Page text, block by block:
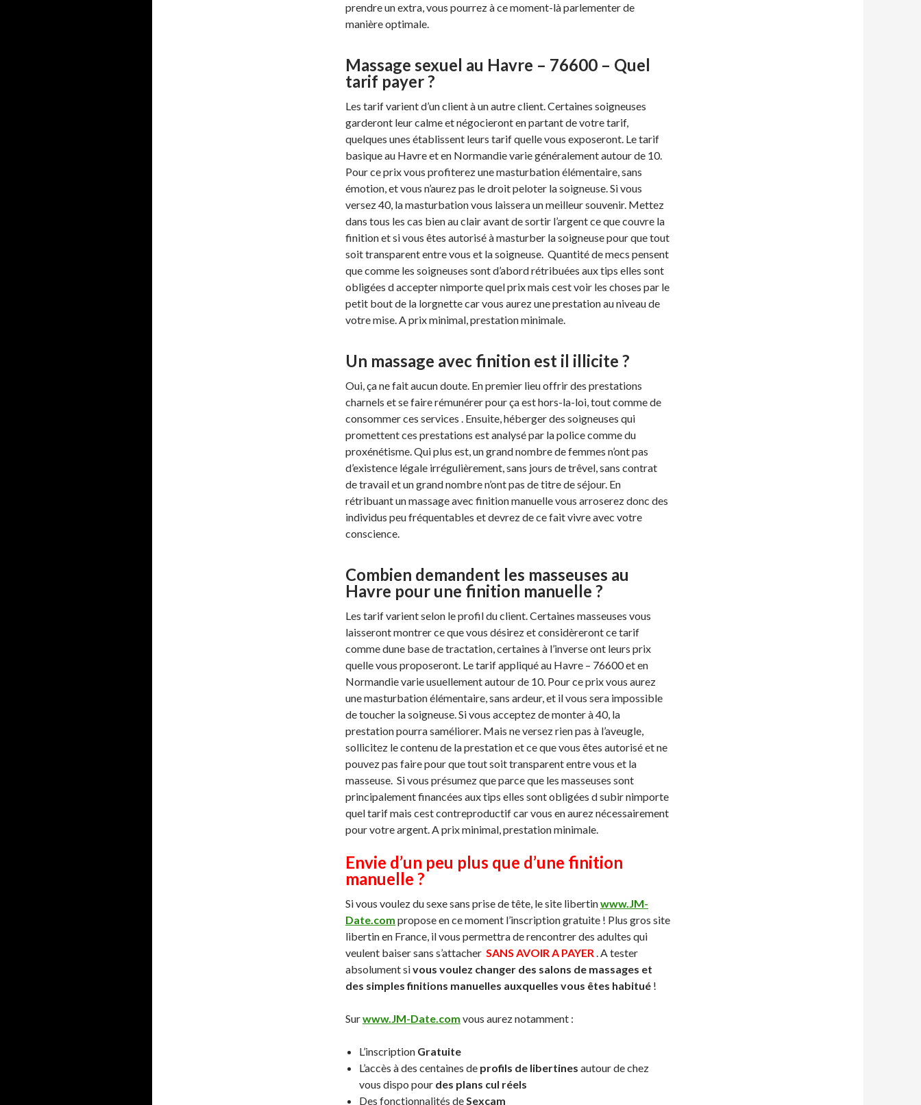
prendre un extra, vous pourrez à ce moment-là parlementer de
manière optimale.
Massage sexuel au Havre – 76600 – Quel
tarif payer ?
Les tarif varient d’un client à un autre client. Certaines soigneuses
garderont leur calme et négocieront en partant de votre tarif,
quelques unes établissent leurs tarif quelle vous exposeront. Le tarif
basique au Havre et en Normandie varie généralement autour de 10.
Pour ce prix vous profiterez une masturbation élémentaire, sans
émotion, et vous n’aurez pas le droit peloter la soigneuse. Si vous
versez 40, la masturbation vous laissera un meilleur souvenir. Mettez
dans tous les cas bien au clair avant de sortir l’argent ce que couvre la
finition et si vous êtes autorisé à masturber la soigneuse pour que tout
soit transparent entre vous et la soigneuse. Quantité de mecs pensent
que comme les soigneuses sont d’abord rétribuées aux tips elles sont
obligées d accepter nimporte quel prix mais cest voir les choses par le
petit bout de la lorgnette car vous aurez une prestation au niveau de
votre mise. A prix minimal, prestation minimale.
Un massage avec finition est il illicite ?
Oui, ça ne fait aucun doute. En premier lieu offrir des prestations
charnels et se faire rémunérer pour ça est hors-la-loi, tout comme de
consommer ces services . Ensuite, héberger des soigneuses qui
promettent ces prestations est analysé par la police comme du
proxénétisme. Qui plus est, un grand nombre de femmes n’ont pas
d’existence légale irrégulièrement, sans jours de trêvel, sans contrat
de travail et un grand nombre n’ont pas de titre de séjour. En
rétribuant un massage avec finition manuelle vous arroserez donc des
individus peu fréquentables et devrez de ce fait vivre avec votre
conscience.
Combien demandent les masseuses au
Havre pour une finition manuelle ?
Les tarif varient selon le profil du client. Certaines masseuses vous
laisseront montrer ce que vous désirez et considèreront ce tarif
comme dune base de tractation, certaines à l’inverse ont leurs prix
quelle vous proposeront. Le tarif appliqué au Havre – 76600 et en
Normandie varie usuellement autour de 10. Pour ce prix vous aurez
une masturbation élémentaire, sans ardeur, et il vous sera impossible
de toucher la soigneuse. Si vous acceptez de monter à 40, la
prestation pourra saméliorer. Mais ne versez rien pas à l’aveugle,
sollicitez le contenu de la prestation et ce que vous êtes autorisé et ne
pouvez pas faire pour que tout soit transparent entre vous et la
masseuse. Si vous présumez que parce que les masseuses sont
principalement financées aux tips elles sont obligées d subir nimporte
quel tarif mais cest contreproductif car vous en aurez nécessairement
pour votre argent. A prix minimal, prestation minimale.
Envie d’un peu plus que d’une finition
manuelle ?
Si vous voulez du sexe sans prise de tête, le site libertinwww.JM-
Date.com propose en ce moment l’inscription gratuite ! Plus gros site
libertin en France, il vous permettra de rencontrer des adultes qui
veulent baiser sans s’attacher SANS AVOIR A PAYER. A tester
absolument sivous voulez changer des salons de massages et
des simples finitions manuelles auxquelles vous êtes habitué !
Surwww.JM-Date.com vous aurez notamment :
L’inscription Gratuite
L’accès à des centaines de profils de libertines autour de chez
vous dispo pour des plans cul réels
Des fonctionnalités deSexcam